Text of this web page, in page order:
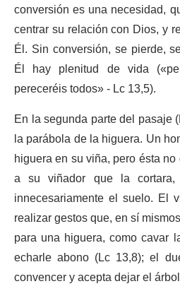
conversión es una necesidad,
centrar su relación con Dios, y
Él. Sin conversión, se pierde,
Él hay plenitud de vida
pereceréis todos» - Lc 13,5).
En la segunda parte del pasaje
la parábola de la higuera. Un
higuera en su viña, pero ésta
a su viñador que la
innecesariamente el suelo. El
realizar gestos que, en sí
para una higuera, como cavar
echarle abono (Lc 13,8); el
convencer y acepta dejar el